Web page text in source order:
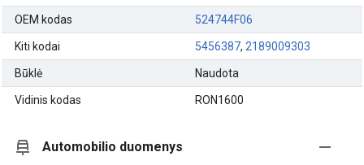
OEM kodas 524744F06
Kiti kodai 5456387, 2189009303
Būklė Naudota
Vidinis kodas RON1600
Automobilio duomenys